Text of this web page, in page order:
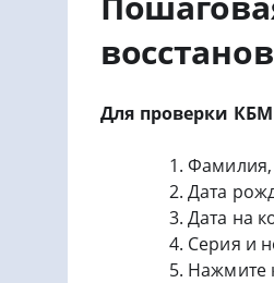
Для проверки
Фамилия,
Дата
Дата на
Серия и
Нажмите